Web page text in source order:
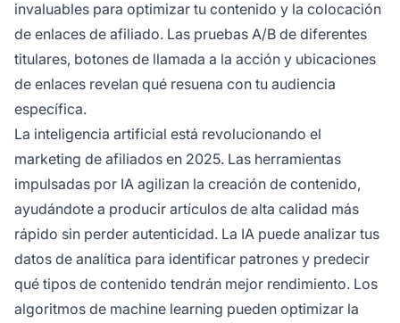
invaluables para optimizar tu contenido y la colocación
de enlaces de afiliado. Las pruebas A/B de diferentes
titulares, botones de llamada a la acción y ubicaciones
de enlaces revelan qué resuena con tu audiencia
específica.
La inteligencia artificial está revolucionando el
marketing de afiliados en 2025. Las herramientas
impulsadas por IA agilizan la creación de contenido,
ayudándote a producir artículos de alta calidad más
rápido sin perder autenticidad. La IA puede analizar tus
datos de analítica para identificar patrones y predecir
qué tipos de contenido tendrán mejor rendimiento. Los
algoritmos de machine learning pueden optimizar la